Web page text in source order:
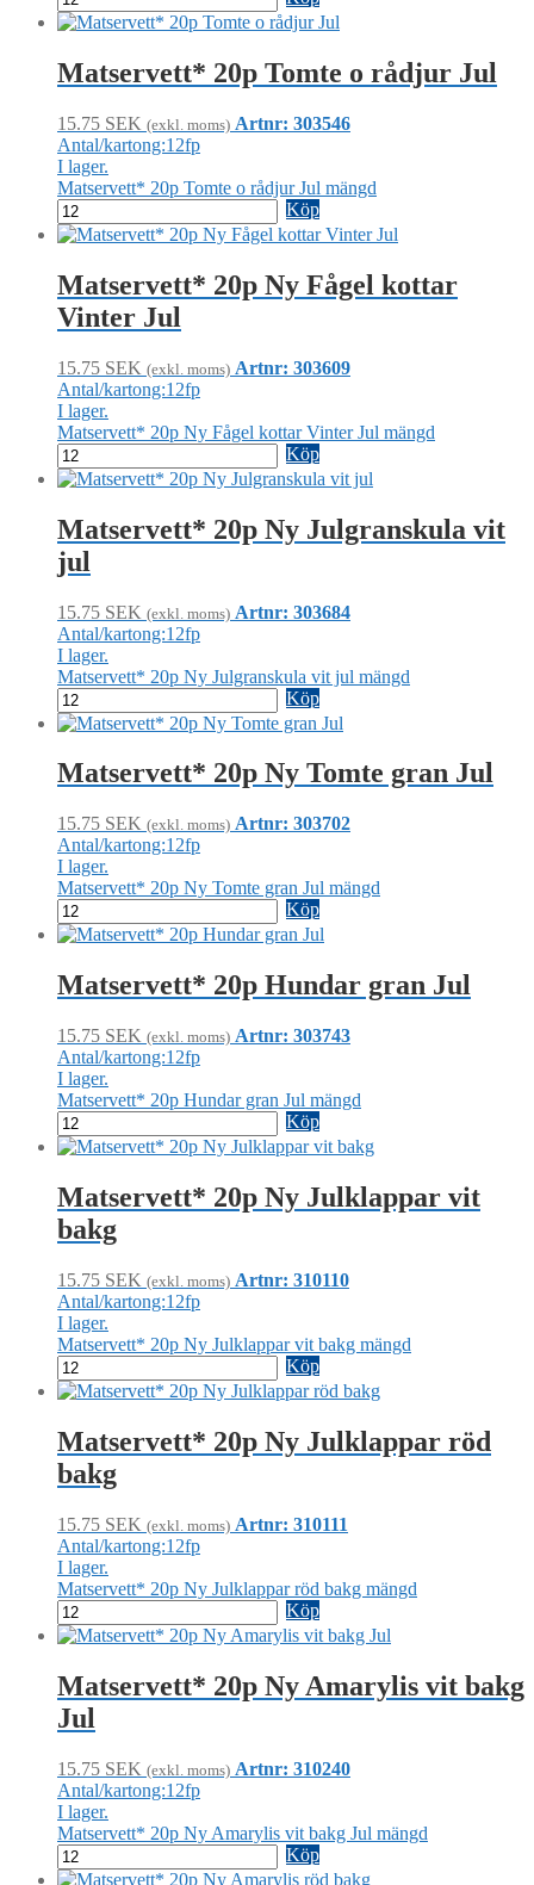
Matservett* 20p Tomte o rådjur Jul
15.75 SEK (exkl. moms) Artnr: 303546
Antal/kartong:12fp
I lager.
Matservett* 20p Tomte o rådjur Jul mängd
Köp
Matservett* 20p Ny Fågel kottar
Vinter Jul
15.75 SEK (exkl. moms) Artnr: 303609
Antal/kartong:12fp
I lager.
Matservett* 20p Ny Fågel kottar Vinter Jul mängd
Köp
Matservett* 20p Ny Julgranskula vit
jul
15.75 SEK (exkl. moms) Artnr: 303684
Antal/kartong:12fp
I lager.
Matservett* 20p Ny Julgranskula vit jul mängd
Köp
Matservett* 20p Ny Tomte gran Jul
15.75 SEK (exkl. moms) Artnr: 303702
Antal/kartong:12fp
I lager.
Matservett* 20p Ny Tomte gran Jul mängd
Köp
Matservett* 20p Hundar gran Jul
15.75 SEK (exkl. moms) Artnr: 303743
Antal/kartong:12fp
I lager.
Matservett* 20p Hundar gran Jul mängd
Köp
Matservett* 20p Ny Julklappar vit
bakg
15.75 SEK (exkl. moms) Artnr: 310110
Antal/kartong:12fp
I lager.
Matservett* 20p Ny Julklappar vit bakg mängd
Köp
Matservett* 20p Ny Julklappar röd
bakg
15.75 SEK (exkl. moms) Artnr: 310111
Antal/kartong:12fp
I lager.
Matservett* 20p Ny Julklappar röd bakg mängd
Köp
Matservett* 20p Ny Amarylis vit bakg
Jul
15.75 SEK (exkl. moms) Artnr: 310240
Antal/kartong:12fp
I lager.
Matservett* 20p Ny Amarylis vit bakg Jul mängd
Köp